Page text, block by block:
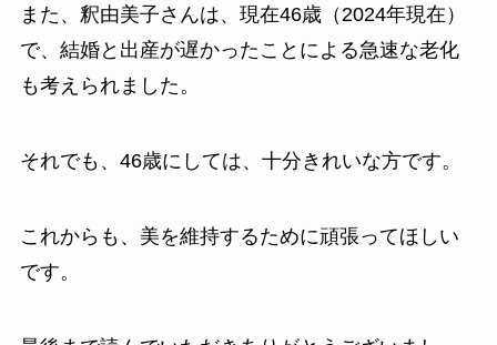
また、釈由美子さんは、現在46歳（2024年現在）
で、結婚と出産が遅かったことによる急速な老化
も考えられました。
それでも、46歳にしては、十分きれいな方です。
これからも、美を維持するために頑張ってほしい
です。